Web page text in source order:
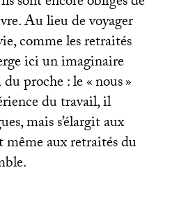
Au lieu de voyager
comme les retraités
ici un imaginaire
proche : le «nous»
du travail, il
mais s’élargit aux
même aux retraités du